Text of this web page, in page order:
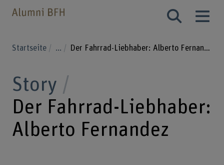
Startseite ... Der Fahrrad-Liebhaber: Alberto Fernandez
Story
Der Fahrrad-Liebhaber:
Alberto Fernandez